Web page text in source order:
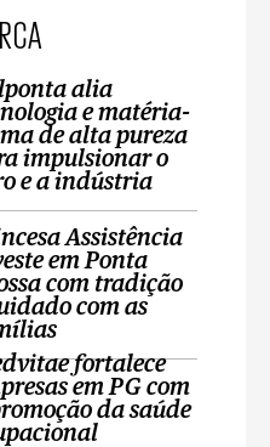
alia
e matéria-
de alta pureza
impulsionar o
e a indústria
Assistência
em Ponta
com tradição
com as
fortalece
em PG com
da saúde